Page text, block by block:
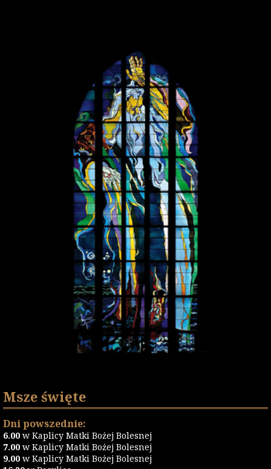
Msze święte
Dni powszednie:
6.00 w Kaplicy Matki Bożej Bolesnej
7.00 w Kaplicy Matki Bożej Bolesnej
9.00 w Kaplicy Matki Bożej Bolesnej